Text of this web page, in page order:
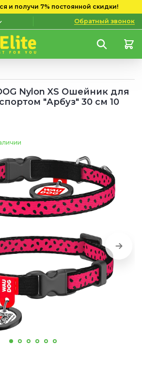
и получи 7% постоянной скидки!
Обратный звонок
Nylon XS Ошейник для
"Арбуз" 30 см 10